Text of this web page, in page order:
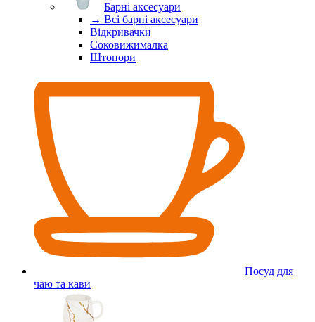
Барні аксесуари
→ Всі барні аксесуари
Відкривачки
Соковижималка
Штопори
Посуд для
чаю та кави